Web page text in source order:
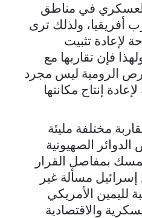
في مناطق
ولذلك ترى
تثبيت
فإن تقاربها مع
الرومية ليس مجرد
إنتاج مكانتها
مختلفة مليئة
الدوائر الصهيونية
تمسك بمفاصل القرار
مسألة غير
لليمين الأمريكي
والاقتصادية